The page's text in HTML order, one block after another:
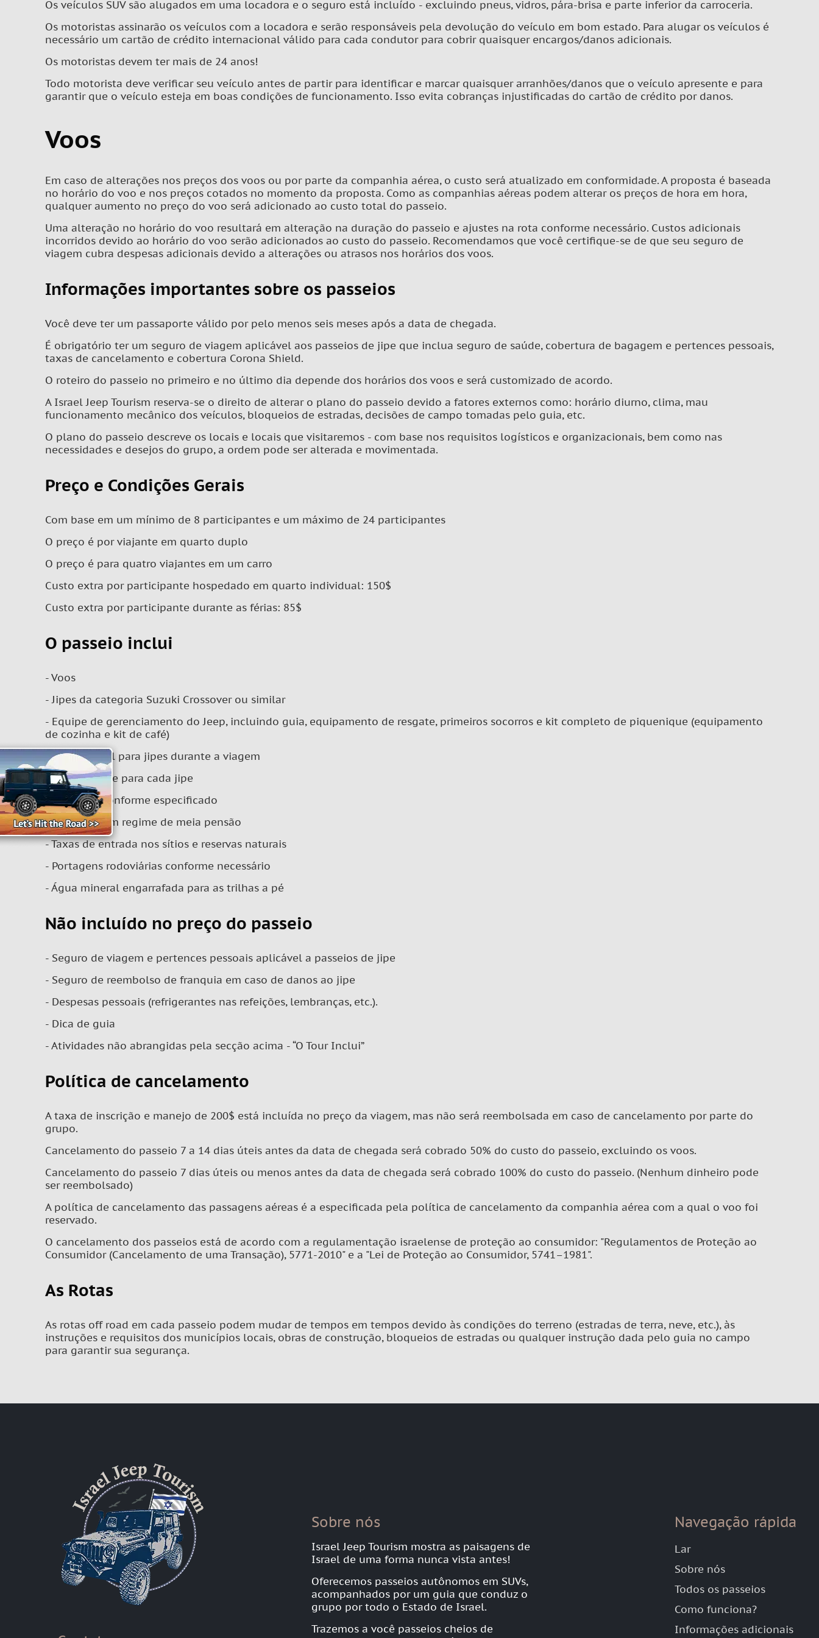
Os veículos SUV são alugados em uma locadora e o seguro está incluído - excluindo pneus, vidros, pára-brisa e parte inferior da carroceria.
Os motoristas assinarão os veículos com a locadora e serão responsáveis pela devolução do veículo em bom estado. Para alugar os veículos é
necessário um cartão de crédito internacional válido para cada condutor para cobrir quaisquer encargos/danos adicionais.
Os motoristas devem ter mais de 24 anos!
Todo motorista deve verificar seu veículo antes de partir para identificar e marcar quaisquer arranhões/danos que o veículo apresente e para
garantir que o veículo esteja em boas condições de funcionamento. Isso evita cobranças injustificadas do cartão de crédito por danos.
Voos
Em caso de alterações nos preços dos voos ou por parte da companhia aérea, o custo será atualizado em conformidade. A proposta é baseada
no horário do voo e nos preços cotados no momento da proposta. Como as companhias aéreas podem alterar os preços de hora em hora,
qualquer aumento no preço do voo será adicionado ao custo total do passeio.
Uma alteração no horário do voo resultará em alteração na duração do passeio e ajustes na rota conforme necessário. Custos adicionais
incorridos devido ao horário do voo serão adicionados ao custo do passeio. Recomendamos que você certifique-se de que seu seguro de
viagem cubra despesas adicionais devido a alterações ou atrasos nos horários dos voos.
Informações importantes sobre os passeios
Você deve ter um passaporte válido por pelo menos seis meses após a data de chegada.
É obrigatório ter um seguro de viagem aplicável aos passeios de jipe que inclua seguro de saúde, cobertura de bagagem e pertences pessoais,
taxas de cancelamento e cobertura Corona Shield.
O roteiro do passeio no primeiro e no último dia depende dos horários dos voos e será customizado de acordo.
A Israel Jeep Tourism reserva-se o direito de alterar o plano do passeio devido a fatores externos como: horário diurno, clima, mau
funcionamento mecânico dos veículos, bloqueios de estradas, decisões de campo tomadas pelo guia, etc.
O plano do passeio descreve os locais e locais que visitaremos - com base nos requisitos logísticos e organizacionais, bem como nas
necessidades e desejos do grupo, a ordem pode ser alterada e movimentada.
Preço e Condições Gerais
Com base em um mínimo de 8 participantes e um máximo de 24 participantes
O preço é por viajante em quarto duplo
O preço é para quatro viajantes em um carro
Custo extra por participante hospedado em quarto individual: 150$
Custo extra por participante durante as férias: 85$
O passeio inclui
- Voos
- Jipes da categoria Suzuki Crossover ou similar
- Equipe de gerenciamento do Jeep, incluindo guia, equipamento de resgate, primeiros socorros e kit completo de piquenique (equipamento
de cozinha e kit de café)
- Combustível para jipes durante a viagem
- Walkie-talkie para cada jipe
- Pernoites conforme especificado
- Refeições em regime de meia pensão
- Taxas de entrada nos sítios e reservas naturais
- Portagens rodoviárias conforme necessário
- Água mineral engarrafada para as trilhas a pé
Não incluído no preço do passeio
- Seguro de viagem e pertences pessoais aplicável a passeios de jipe
- Seguro de reembolso de franquia em caso de danos ao jipe
- Despesas pessoais (refrigerantes nas refeições, lembranças, etc.).
- Dica de guia
- Atividades não abrangidas pela secção acima - “O Tour Inclui”
Política de cancelamento
A taxa de inscrição e manejo de 200$ está incluída no preço da viagem, mas não será reembolsada em caso de cancelamento por parte do
grupo.
Cancelamento do passeio 7 a 14 dias úteis antes da data de chegada será cobrado 50% do custo do passeio, excluindo os voos.
Cancelamento do passeio 7 dias úteis ou menos antes da data de chegada será cobrado 100% do custo do passeio. (Nenhum dinheiro pode
ser reembolsado)
A política de cancelamento das passagens aéreas é a especificada pela política de cancelamento da companhia aérea com a qual o voo foi
reservado.
O cancelamento dos passeios está de acordo com a regulamentação israelense de proteção ao consumidor: "Regulamentos de Proteção ao
Consumidor (Cancelamento de uma Transação), 5771-2010" e a "Lei de Proteção ao Consumidor, 5741–1981".
As Rotas
As rotas off road em cada passeio podem mudar de tempos em tempos devido às condições do terreno (estradas de terra, neve, etc.), às
instruções e requisitos dos municípios locais, obras de construção, bloqueios de estradas ou qualquer instrução dada pelo guia no campo
para garantir sua segurança.
Sobre nós
Israel Jeep Tourism mostra as paisagens de
Israel de uma forma nunca vista antes!
Oferecemos passeios autônomos em SUVs,
acompanhados por um guia que conduz o
grupo por todo o Estado de Israel.
Trazemos a você passeios cheios de
Navegação rápida
Lar
Sobre nós
Todos os passeios
Como funciona?
Informações adicionais